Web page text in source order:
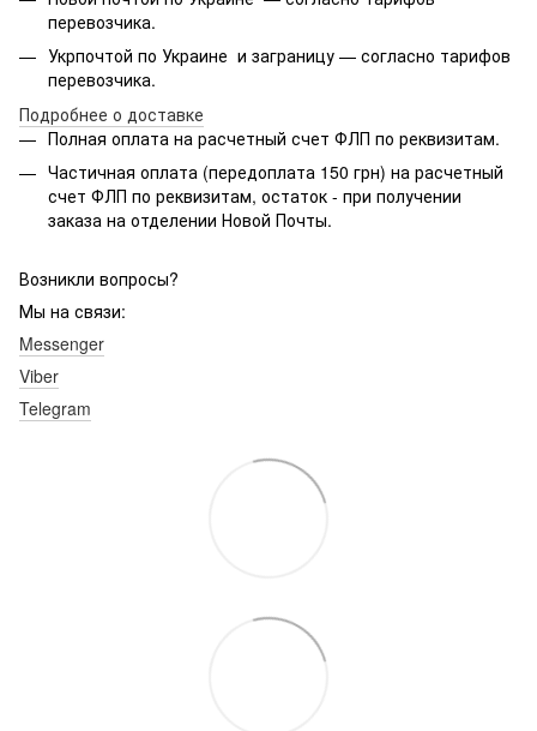
перевозчика.
Укрпочтой по Украине и заграницу — согласно тарифов
перевозчика.
Подробнее о доставке
Полная оплата на расчетный счет ФЛП по реквизитам.
Частичная оплата (передоплата 150 грн) на расчетный
счет ФЛП по реквизитам, остаток - при получении
заказа на отделении Новой Почты.
Возникли вопросы?
Мы на связи:
Messenger
Viber
Telegram